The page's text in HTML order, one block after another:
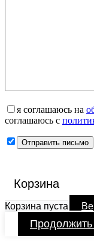
я соглашаюсь на
соглашаюсь с
Корзина
Корзина пуста
Продолжить